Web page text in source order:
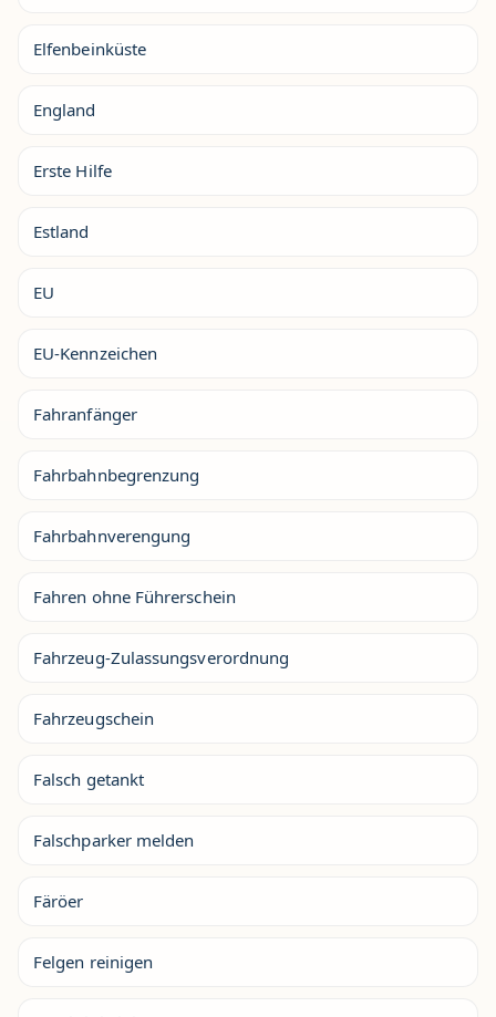
Elfenbeinküste
England
Erste Hilfe
Estland
EU
EU-Kennzeichen
Fahranfänger
Fahrbahnbegrenzung
Fahrbahnverengung
Fahren ohne Führerschein
Fahrzeug-Zulassungsverordnung
Fahrzeugschein
Falsch getankt
Falschparker melden
Färöer
Felgen reinigen